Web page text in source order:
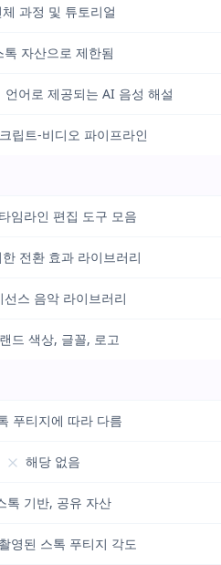
체 과정 및 튜토리얼
톡 자산으로 제한됨
언어로 제공되는 AI 음성 해설
립트-비디오 파이프라인
임라인 편집 도구 모음
전환 효과 라이브러리
선스 음악 라이브러리
드 색상, 글꼴, 로고
푸티지에 따라 다름
해당 없음
톡 기반, 공유 자산
영된 스톡 푸티지 각도